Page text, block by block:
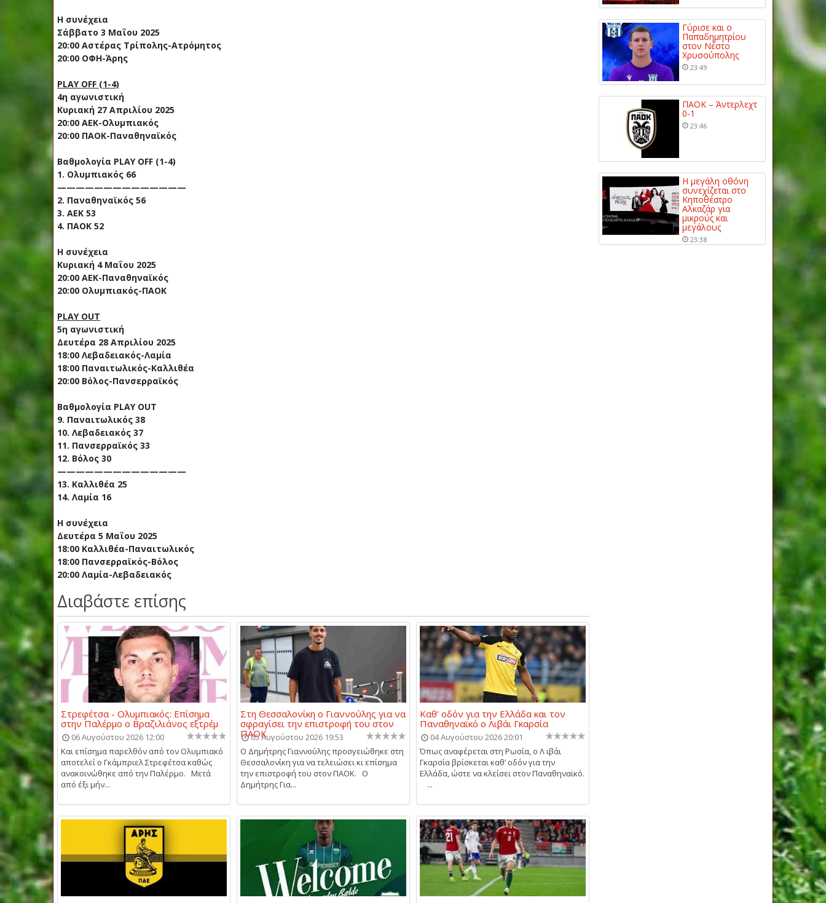
Η συνέχεια
Σάββατο 3 Μαΐου 2025
20:00 Αστέρας Τρίπολης-Ατρόμητος
20:00 ΟΦΗ-Άρης
PLAY OFF (1-4)
4η αγωνιστική
Κυριακή 27 Απριλίου 2025
20:00 ΑΕΚ-Ολυμπιακός
20:00 ΠΑΟΚ-Παναθηναϊκός
Βαθμολογία PLAY OFF (1-4)
1. Ολυμπιακός 66
——————————————
2. Παναθηναϊκός 56
3. ΑΕΚ 53
4. ΠΑΟΚ 52
Η συνέχεια
Κυριακή 4 Μαΐου 2025
20:00 ΑΕΚ-Παναθηναϊκός
20:00 Ολυμπιακός-ΠΑΟΚ
PLAY OUT
5η αγωνιστική
Δευτέρα 28 Απριλίου 2025
18:00 Λεβαδειακός-Λαμία
18:00 Παναιτωλικός-Καλλιθέα
20:00 Βόλος-Πανσερραϊκός
Βαθμολογία PLAY OUT
9. Παναιτωλικός 38
10. Λεβαδειακός 37
11. Πανσερραϊκός 33
12. Βόλος 30
——————————————
13. Καλλιθέα 25
14. Λαμία 16
Η συνέχεια
Δευτέρα 5 Μαΐου 2025
18:00 Καλλιθέα-Παναιτωλικός
18:00 Πανσερραϊκός-Βόλος
20:00 Λαμία-Λεβαδειακός
Διαβάστε επίσης
Στρεφέτσα - Ολυμπιακός: Επίσημα
στην Παλέρμο ο Βραζιλιάνος εξτρέμ
06 Αυγούστου 2026 12:00
Και επίσημα παρελθόν από τον Ολυμπιακό
αποτελεί ο Γκάμπριελ Στρεφέτσα καθώς
ανακοινώθηκε από την Παλέρμο. Μετά
από έξι μήν...
Στη Θεσσαλονίκη ο Γιαννούλης για να
σφραγίσει την επιστροφή του στον
ΠΑΟΚ
05 Αυγούστου 2026 19:53
Ο Δημήτρης Γιαννούλης προσγειώθηκε στη
Θεσσαλονίκη για να τελειώσει κι επίσημα
την επιστροφή του στον ΠΑΟΚ. Ο
Δημήτρης Για...
Καθ’ οδόν για την Ελλάδα και τον
Παναθηναϊκό ο Λιβάι Γκαρσία
04 Αυγούστου 2026 20:01
Όπως αναφέρεται στη Ρωσία, ο Λ ιβάι
Γκαρσία βρίσκεται καθ’ οδόν για την
Ελλάδα, ώστε να κλείσει στον Παναθηναϊκό.
...
Γύρισε και ο
Παπαδημητρίου
στον Νέστο
Χρυσούπολης
23:49
ΠΑΟΚ – Άντερλεχτ
0-1
23:46
Η μεγάλη οθόνη
συνεχίζεται στο
Κηποθέατρο
Αλκαζάρ για
μικρούς και
μεγάλους
23:38